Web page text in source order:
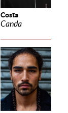
Costa
Canda